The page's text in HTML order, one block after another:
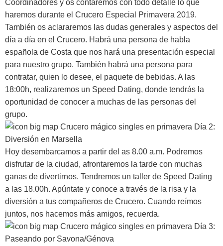
Coordinadores y os contaremos con todo detalle lo que
haremos durante el Crucero Especial Primavera 2019.
También os aclararemos las dudas generales y aspectos del
día a día en el Crucero. Habrá una persona de habla
española de Costa que nos hará una presentación especial
para nuestro grupo. También habrá una persona para
contratar, quien lo desee, el paquete de bebidas. A las
18:00h, realizaremos un Speed Dating, donde tendrás la
oportunidad de conocer a muchas de las personas del
grupo.
Día 2:
Diversión en Marsella
Hoy desembarcamos a partir del as 8.00 a.m. Podremos
disfrutar de la ciudad, afrontaremos la tarde con muchas
ganas de divertirnos. Tendremos un taller de Speed Dating
a las 18.00h. Apúntate y conoce a través de la risa y la
diversión a tus compañeros de Crucero. Cuando reímos
juntos, nos hacemos más amigos, recuerda.
Día 3:
Paseando por Savona/Génova